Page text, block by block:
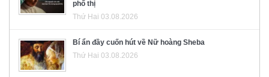
phố thị
Thứ Hai 03.08.2026
Bí ẩn đầy cuốn hút về Nữ hoàng Sheba
Thứ Hai 03.08.2026